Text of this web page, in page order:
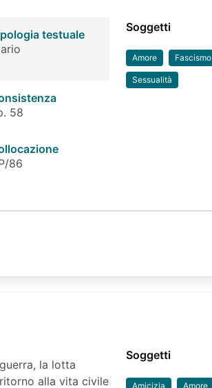
testuale
58
86
Soggetti
Amore Fascismo
Sessualità
la lotta
alla vita civile
Soggetti
Amicizia Amore